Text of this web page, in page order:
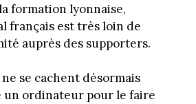
formation lyonnaise,
français est très loin de
auprès des supporters.
se cachent désormais
un ordinateur pour le faire